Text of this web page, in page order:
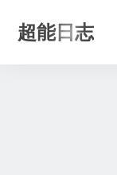
超能日志